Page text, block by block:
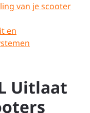
van je scooter
en
Uitlaat